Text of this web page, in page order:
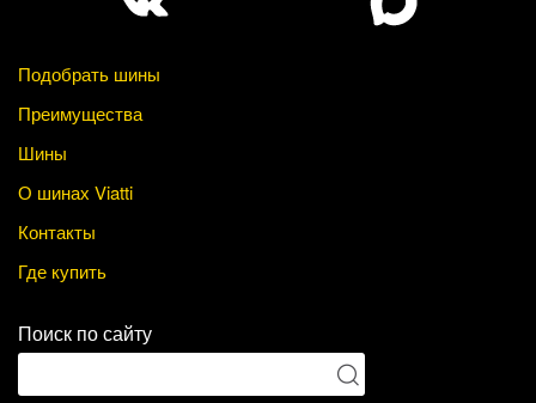
Подобрать шины
Преимущества
Шины
О шинах Viatti
Контакты
Где купить
Поиск по сайту